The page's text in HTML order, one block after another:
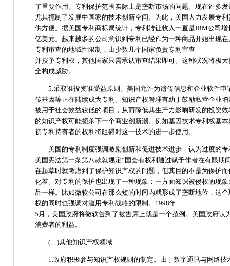
了重要作用。专利保护范围实际上是垄断市场的问题。现在许多
尤其扼制了发展中国家的技术创新空间。为此，美国大力发展专
供方便。据美国专利商标局统计，专利转让收入一直是IBM公司
亿美元。越来越多的公司意识到专利已经作为一种商品开始出现
专利审查的地域性限制，由少数几个国家负责专利审查
并授予专利权，其他国家只需承认审查结果即可。这种状况将极
全构成威胁。
5.采取谁投资谁受益原则。美国允许为遗传信息和企业软件申
传基因等正在陆续成为专利。知识产权管理有助于鼓励私营企业
被用于社会效益较低的项目，从而降低其生产力影响研发的投资
的知识产权可能扼杀下一个商业创新潮。例如基因技术专利权基
初专利持有者的权利将阻碍对这一技术的进一步使用。
美国的专利制度强调激励创新和促进技术进步，认为过度的专
美国宪法第一条第八款就规定“国会有权利通过赋予作者在有限
在起草时就考虑到了保护知识产权的问题，但其目的不是为保护
化着。对专利的保护也出现了一种现象：一方面知识被侵权的现
品一样。比如微软公司在那么短的时间内就形成了垄断地位，这
权的同时也强调对滥用专利战略的限制。1998年
5月，美国政府将微软告到了被告席上就是一个范例。美国政府
消费者的利益。
(二)其他知识产权领域
1.政府积极参与知识产权规则的制定。由于数字通讯与网络技